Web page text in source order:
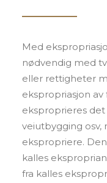
Med
nødvendig med
eller rettigheter
ekspropriasjon
eksproprieres
veiutbygging osv,
ekspropriere.
kalles
fra kalles